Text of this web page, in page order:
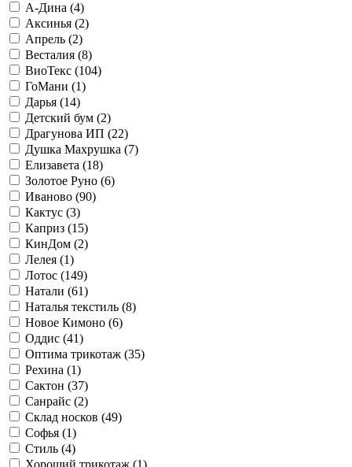
А-Дина (4)
Аксинья (2)
Апрель (2)
Весталия (8)
ВиоТекс (104)
ГоМани (1)
Дарья (14)
Детский бум (2)
Драгунова ИП (22)
Душка Махрушка (7)
Елизавета (18)
Золотое Руно (6)
Иваново (90)
Кактус (3)
Каприз (15)
КинДом (2)
Лелея (1)
Лотос (149)
Натали (61)
Наталья текстиль (8)
Новое Кимоно (6)
Оддис (41)
Оптима трикотаж (35)
Рехина (1)
Сактон (37)
Санрайс (2)
Склад носков (49)
Софья (1)
Стиль (4)